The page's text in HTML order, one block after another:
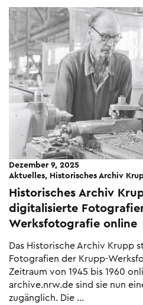
Dezember 9, 2025
Aktuelles, Historisches Archiv
Historisches Archiv
digitalisierte
Werksfotografie online
Das Historische Archiv Krupp
Fotografien der Krupp-
Zeitraum von 1945 bis 1960
archive.nrw.de sind sie nun
zugänglich. Die …